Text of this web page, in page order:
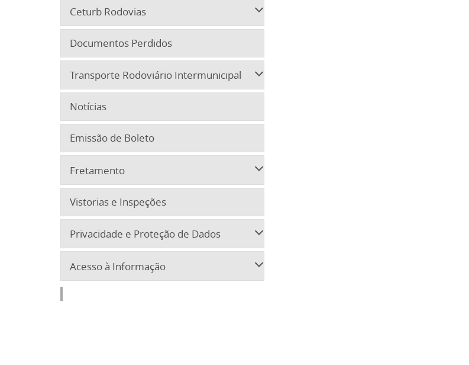
Ceturb Rodovias
Documentos Perdidos
Transporte Rodoviário Intermunicipal
Notícias
Emissão de Boleto
Fretamento
Vistorias e Inspeções
Privacidade e Proteção de Dados
Acesso à Informação